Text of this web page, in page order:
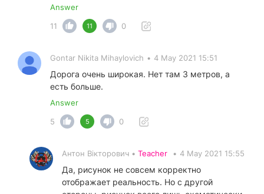
Answer
11
11 0
Gontar Nikita Mihaylovich • 4 May 2021 15:51
Дорога очень широкая. Нет там 3 метров, а
есть больше.
Answer
5
5 0
Антон Вікторович • Teacher • 4 May 2021 15:55
Да, рисунок не совсем корректно
отображает реальность. Но с другой